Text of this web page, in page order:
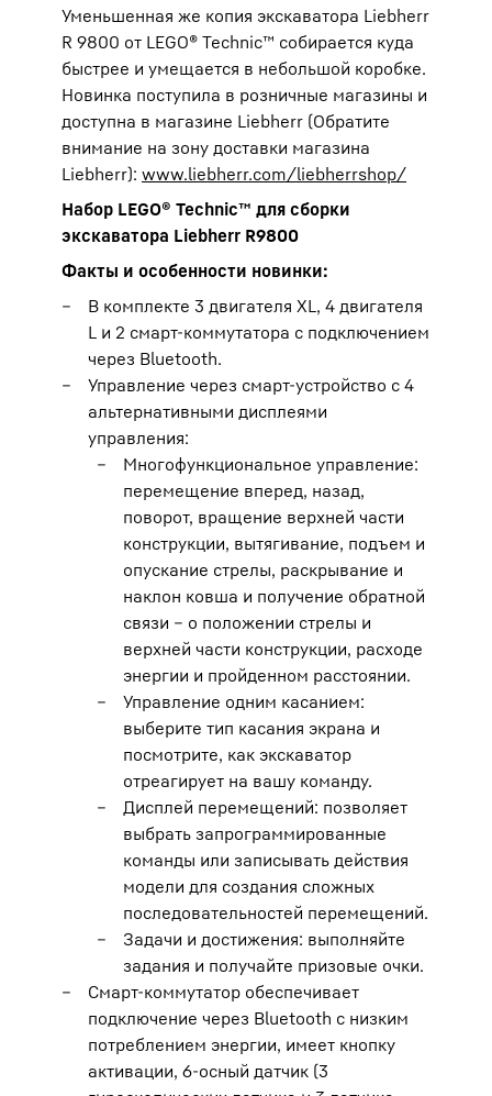
Уменьшенная же копия экскаватора Liebherr
R 9800 от LEGO® Technic™ собирается куда
быстрее и умещается в небольшой коробке.
Новинка поступила в розничные магазины и
доступна в магазине Liebherr (Обратите
внимание на зону доставки магазина
Liebherr): www.liebherr.com/liebherrshop/
Набор LEGO® Technic™ для сборки
экскаватора Liebherr R9800
Факты и особенности новинки:
В комплекте 3 двигателя XL, 4 двигателя
L и 2 смарт-коммутатора с подключением
через Bluetooth.
Управление через смарт-устройство с 4
альтернативными дисплеями
управления:
Многофункциональное управление:
перемещение вперед, назад,
поворот, вращение верхней части
конструкции, вытягивание, подъем и
опускание стрелы, раскрывание и
наклон ковша и получение обратной
связи – о положении стрелы и
верхней части конструкции, расходе
энергии и пройденном расстоянии.
Управление одним касанием:
выберите тип касания экрана и
посмотрите, как экскаватор
отреагирует на вашу команду.
Дисплей перемещений: позволяет
выбрать запрограммированные
команды или записывать действия
модели для создания сложных
последовательностей перемещений.
Задачи и достижения: выполняйте
задания и получайте призовые очки.
Смарт-коммутатор обеспечивает
подключение через Bluetooth с низким
потреблением энергии, имеет кнопку
активации, 6-осный датчик (3